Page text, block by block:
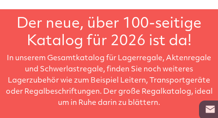
Der neue, über 100-seitige
Katalog für 2026 ist da!
In unserem Gesamtkatalog für Lagerregale, Aktenregale
und Schwerlastregale, finden Sie noch weiteres
Lagerzubehör wie zum Beispiel Leitern, Transportgeräte
oder Regalbeschriftungen. Der große Regalkatalog, ideal
um in Ruhe darin zu blättern.